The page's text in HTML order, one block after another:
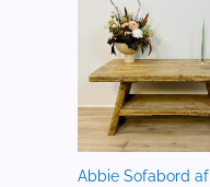
Abbie Sofabord af